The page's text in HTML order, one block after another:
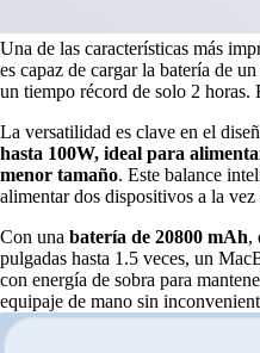
Una de las características más
es capaz de cargar la batería de
un tiempo récord de solo 2 horas.
La versatilidad es clave en el
hasta 100W, ideal para
menor tamaño. Este balance
alimentar dos dispositivos a la
Con una batería de 20800 mAh,
pulgadas hasta 1.5 veces, un
con energía de sobra para
equipaje de mano sin